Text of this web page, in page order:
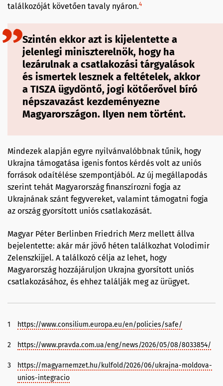
találkozóját követően tavaly nyáron.4
Szintén ekkor azt is kijelentette a
jelenlegi miniszterelnök, hogy ha
lezárulnak a csatlakozási tárgyalások
és ismertek lesznek a feltételek, akkor
a TISZA ügydöntő, jogi kötőerővel bíró
népszavazást kezdeményezne
Magyarországon. Ilyen nem történt.
Mindezek alapján egyre nyilvánvalóbbnak tűnik, hogy
Ukrajna támogatása igenis fontos kérdés volt az uniós
források odaítélése szempontjából. Az új megállapodás
szerint tehát Magyarország finanszírozni fogja az
Ukrajnának szánt fegyvereket, valamint támogatni fogja
az ország gyorsított uniós csatlakozását.
Magyar Péter Berlinben Friedrich Merz mellett állva
bejelentette: akár már jövő héten találkozhat Volodimir
Zelenszkijjel. A találkozó célja az lehet, hogy
Magyarország hozzájáruljon Ukrajna gyorsított uniós
csatlakozásához, és ehhez találják meg az ürügyet.
1 https://www.consilium.europa.eu/en/policies/safe/
2 https://www.pravda.com.ua/eng/news/2026/05/08/8033854/
3
https://magyarnemzet.hu/kulfold/2026/06/ukrajna-moldova-
unios-integracio